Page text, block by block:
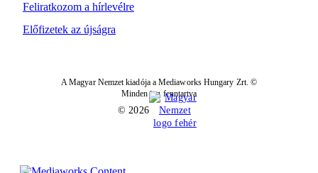
Feliratkozom a hírlevélre
Előfizetek az újságra
A Magyar Nemzet kiadója a Mediaworks Hungary Zrt. ©
Minden jog fenntartva
© 2026